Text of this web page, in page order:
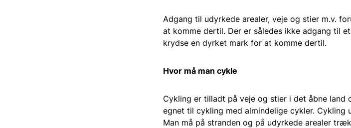
Adgang til udyrkede arealer, veje og stier m.v.
at komme dertil. Der er således ikke adgang til
krydse en dyrket mark for at komme dertil.
Hvor må man cykle
Cykling er tilladt på veje og stier i det åbne
egnet til cykling med almindelige cykler.
Man må på stranden og på udyrkede arealer